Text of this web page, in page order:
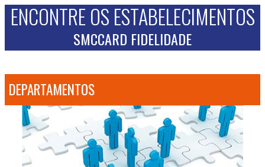
ENCONTRE OS ESTABELECIMENTOS
SMCCARD FIDELIDADE
DEPARTAMENTOS